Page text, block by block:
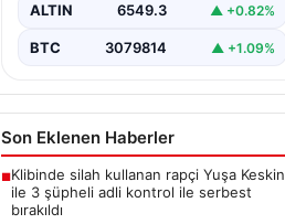
ALTIN 6549.3 ▲ +0.82%
BTC 3079814 ▲ +1.09%
Son Eklenen Haberler
■Klibinde silah kullanan rapçi Yuşa Keskin
ile 3 şüpheli adli kontrol ile serbest
bırakıldı